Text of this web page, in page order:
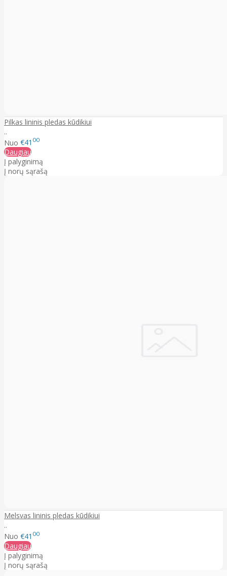
Pilkas lininis pledas kūdikiui
..
Nuo €41 00
Daugiau
Į palyginimą
Į norų sąrašą
Melsvas lininis pledas kūdikiui
..
Nuo €41 00
Daugiau
Į palyginimą
Į norų sąrašą